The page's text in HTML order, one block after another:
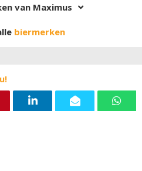
van Maximus
biermerken